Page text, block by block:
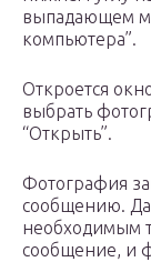
выпадающем
компьютера”.
Откроется
выбрать
“Открыть”.
Фотография
сообщению.
необходимым
сообщение, и